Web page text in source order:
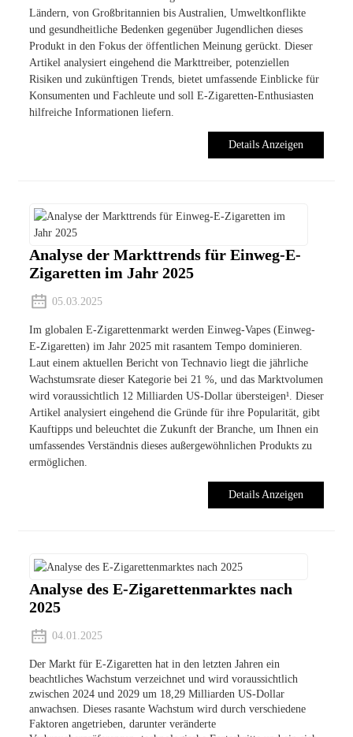
Ländern, von Großbritannien bis Australien, Umweltkonflikte
und gesundheitliche Bedenken gegenüber Jugendlichen dieses
Produkt in den Fokus der öffentlichen Meinung gerückt. Dieser
Artikel analysiert eingehend die Markttreiber, potenziellen
Risiken und zukünftigen Trends, bietet umfassende Einblicke für
Konsumenten und Fachleute und soll E-Zigaretten-Enthusiasten
hilfreiche Informationen liefern.
Details Anzeigen
Analyse der Markttrends für Einweg-E-
Zigaretten im Jahr 2025
05.03.2025
Im globalen E-Zigarettenmarkt werden Einweg-Vapes (Einweg-
E-Zigaretten) im Jahr 2025 mit rasantem Tempo dominieren.
Laut einem aktuellen Bericht von Technavio liegt die jährliche
Wachstumsrate dieser Kategorie bei 21 %, und das Marktvolumen
wird voraussichtlich 12 Milliarden US-Dollar übersteigen¹. Dieser
Artikel analysiert eingehend die Gründe für ihre Popularität, gibt
Kauftipps und beleuchtet die Zukunft der Branche, um Ihnen ein
umfassendes Verständnis dieses außergewöhnlichen Produkts zu
ermöglichen.
Details Anzeigen
Analyse des E-Zigarettenmarktes nach
2025
04.01.2025
Der Markt für E-Zigaretten hat in den letzten Jahren ein
beachtliches Wachstum verzeichnet und wird voraussichtlich
zwischen 2024 und 2029 um 18,29 Milliarden US-Dollar
anwachsen. Dieses rasante Wachstum wird durch verschiedene
Faktoren angetrieben, darunter veränderte